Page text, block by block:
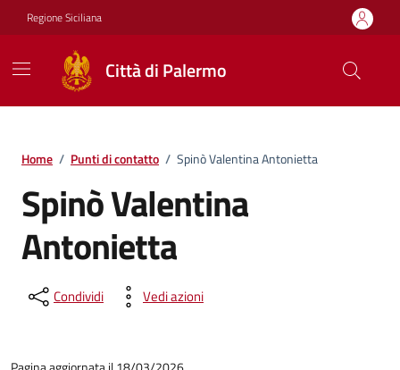
Vai ai contenuti
Vai al footer
Regione Siciliana
Città di Palermo
Home / Punti di contatto / Spinò Valentina Antonietta
Spinò Valentina
Antonietta
Condividi Vedi azioni